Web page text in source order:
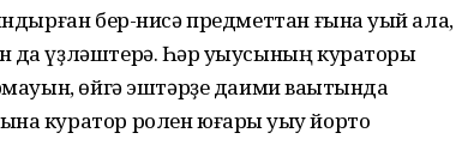
бер-нисә предметтан ғына уҡый ала,
үҙләштерә. Һәр уҡыусының кураторы
өйгә эштәрҙе даими ваҡытында
куратор ролен юғары уҡыу йорто